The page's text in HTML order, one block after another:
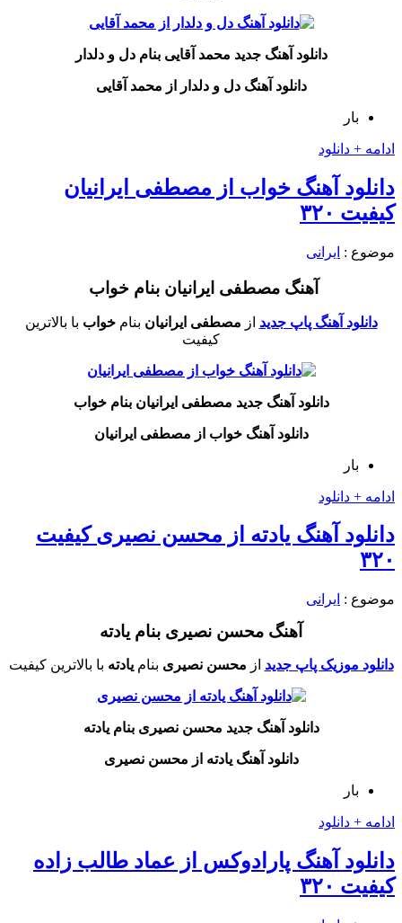
دانلود آهنگ جدید محمد آقایی بنام دل و دلدار
دانلود آهنگ دل و دلدار از محمد آقایی
بار
ادامه + دانلود
دانلود آهنگ خواب از مصطفی ایرانیان
کیفیت ۳۲۰
موضوع : ایرانی
آهنگ مصطفی ایرانیان بنام خواب
دانلود آهنگ پاپ جدید از مصطفی ایرانیان بنامخواب با بالاترین
کیفیت
دانلود آهنگ جدید مصطفی ایرانیان بنام خواب
دانلود آهنگ خواب از مصطفی ایرانیان
بار
ادامه + دانلود
دانلود آهنگ یادته از محسن نصیری کیفیت
۳۲۰
موضوع : ایرانی
آهنگ محسن نصیری بنام یادته
دانلود موزیک پاپ جدید از محسن نصیری بنامیادته با بالاترین کیفیت
دانلود آهنگ جدید محسن نصیری بنام یادته
دانلود آهنگ یادته از محسن نصیری
بار
ادامه + دانلود
دانلود آهنگ پارادوکس از عماد طالب زاده
کیفیت ۳۲۰